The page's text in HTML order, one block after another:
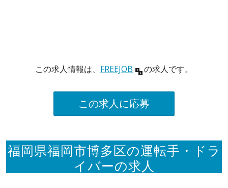
この求人情報は、 FREEJOB の求人です。
この求人に応募
福岡県福岡市博多区の運転手・ドラ
イバーの求人